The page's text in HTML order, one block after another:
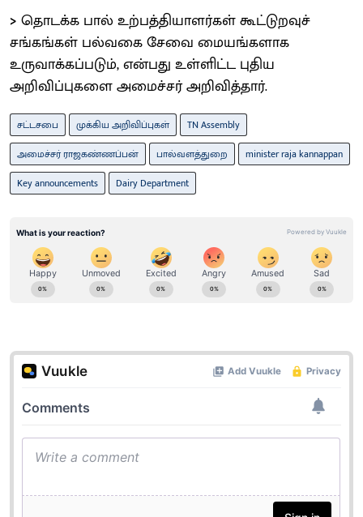
> தொடக்க பால் உற்பத்தியாளர்கள் கூட்டுறவுச்
சங்கங்கள் பல்வகை சேவை மையங்களாக
உருவாக்கப்படும், என்பது உள்ளிட்ட புதிய
அறிவிப்புகளை அமைச்சர் அறிவித்தார்.
சட்டசபை முக்கிய அறிவிப்புகள்
TN Assembly
அமைச்சர் ராஜகண்ணப்பன்
பால்வளத்துறை
minister raja kannappan
Key announcements
Dairy Department